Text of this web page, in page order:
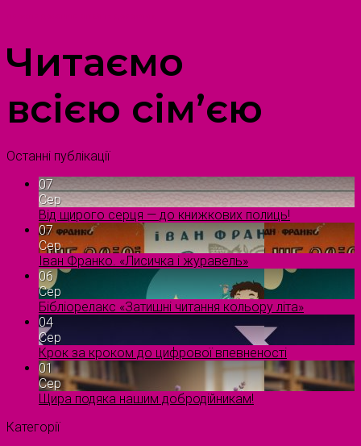
Читаємо
всією сім’єю
Останні публікації
07
Сер
Від щирого серця — до книжкових полиць!
07
Сер
Іван Франко. «Лисичка і журавель»
06
Сер
Бібліорелакс «Затишні читання кольору літа»
04
Сер
Крок за кроком до цифрової впевненості
01
Сер
Щира подяка нашим добродійникам!
Категорії